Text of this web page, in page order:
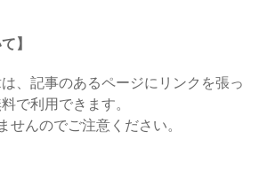
】
、記事のあるページにリンクを張っ
で利用できます。
せんのでご注意ください。